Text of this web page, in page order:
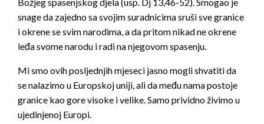
snage da zajedno sa svojim suradnicima sruši sve granice
i okrene se svim narodima, a da pritom nikad ne okrene
leđa svome narodu i radi na njegovom spasenju.
Mi smo ovih posljednjih mjeseci jasno mogli shvatiti da
se nalazimo u Europskoj uniji, ali da među nama postoje
granice kao gore visoke i velike. Samo prividno živimo u
ujedinjenoj Europi.